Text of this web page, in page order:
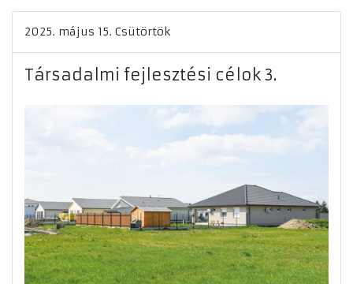
2025. május 15. Csütörtök
Társadalmi fejlesztési célok 3.